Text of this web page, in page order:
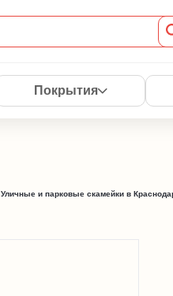
Покрытия
Уличные и парковые скамейки в